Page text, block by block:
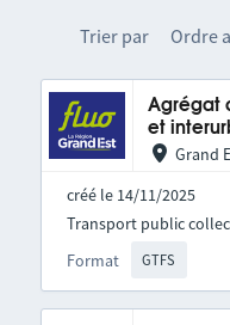
Trier par Ordre
Agrégat
et
Grand
créé le 14/11/2025
Format GTFS
Transport public